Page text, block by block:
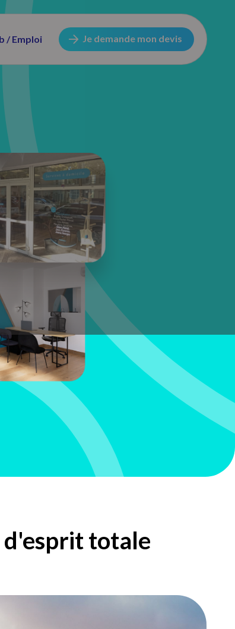
/ Emploi Je demande mon devis
Amerigo Vespucci
17000 La Rochelle
totale